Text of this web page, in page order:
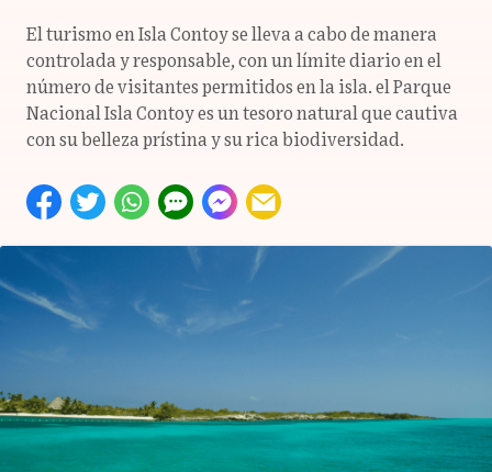
El turismo en Isla Contoy se lleva a cabo de manera
controlada y responsable, con un límite diario en el
número de visitantes permitidos en la isla. el Parque
Nacional Isla Contoy es un tesoro natural que cautiva
con su belleza prístina y su rica biodiversidad.